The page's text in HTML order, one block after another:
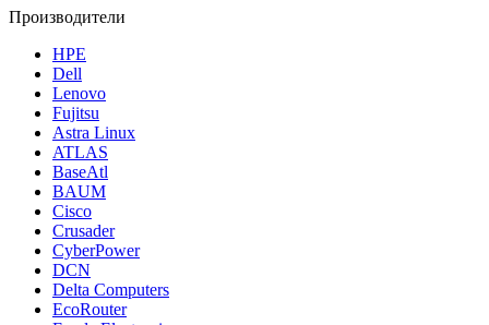
Производители
HPE
Dell
Lenovo
Fujitsu
Astra Linux
ATLAS
BaseAtl
BAUM
Cisco
Crusader
CyberPower
DCN
Delta Computers
EcoRouter